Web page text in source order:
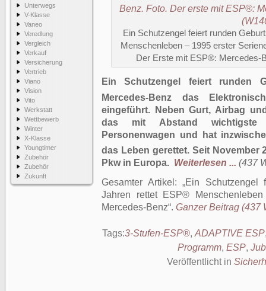
Unterwegs
V-Klasse
Vaneo
Veredlung
Vergleich
Verkauf
Versicherung
Vertrieb
Viano
Vision
Vito
Werkstatt
Wettbewerb
Winter
X-Klasse
Youngtimer
Zubehör
Zubehör
Zukunft
Ein Schutzengel feiert runden
Menschenleben – 1995 erster
Der Erste mit ESP®: Mercedes-
Ein Schutzengel feiert runden
Mercedes-Benz das
eingeführt. Neben Gurt, Airbag
das mit Abstand wichtigste
Personenwagen und hat
das Leben gerettet. Seit November
Pkw in Europa. Weiterlesen ... (437
Gesamter Artikel:
Ein Schutzengel
Jahren rettet ESP®
Mercedes-Benz . Ganzer Beitrag (437
Tags:3-Stufen-ESP®, ADAPTIVE ESP
Programm, ESP,
Veröffentlicht in